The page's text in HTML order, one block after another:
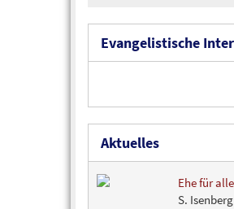
Evangelistische
Aktuelles
Ehe für
S. Isenberg